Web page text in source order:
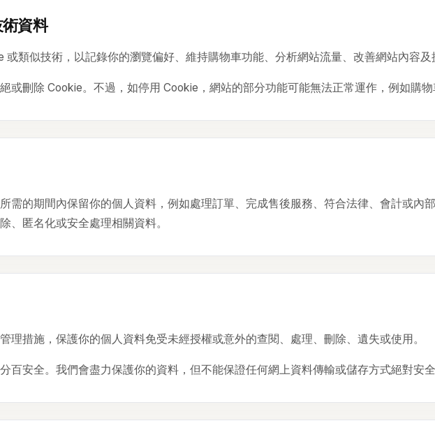
資料
或類似技術，以記錄你的瀏覽偏好、維持購物車功能、分析網站流量、改善網站內容及
或刪除 Cookie。不過，如停用 Cookie，網站的部分功能可能無法正常運作，例如購物
需的期間內保留你的個人資料，例如處理訂單、完成售後服務、符合法律、會計或內
、匿名化或安全處理相關資料。
理措施，保護你的個人資料免受未經授權或意外的查閱、處理、刪除、遺失或使用。
百安全。我們會盡力保護你的資料，但不能保證任何網上資料傳輸或儲存方式絕對安全